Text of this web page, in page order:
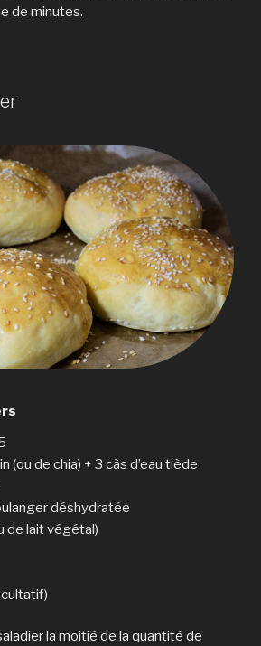
de minutes.
(ou de chia) + 3 càs d’eau tiède
déshydratée
de lait végétal)
la moitié de la quantité de